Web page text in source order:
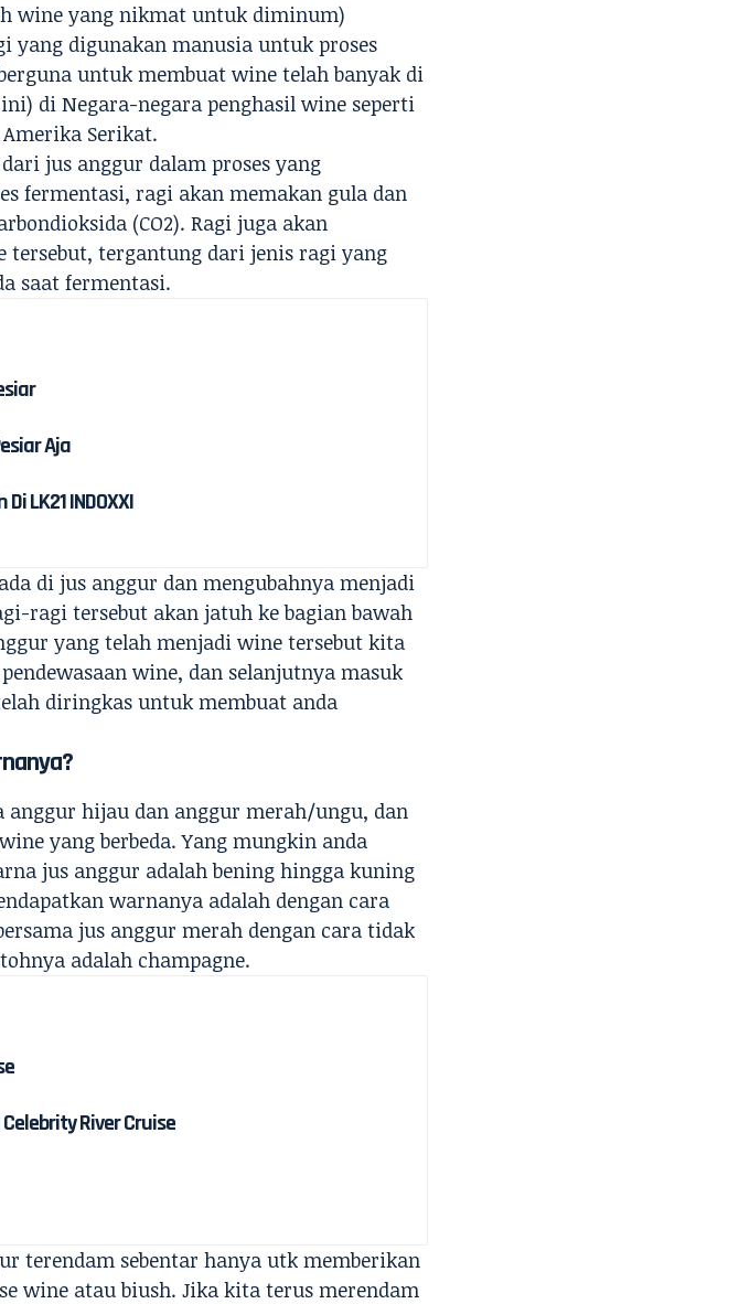
wine yang nikmat untuk diminum)
yang digunakan manusia untuk proses
untuk membuat wine telah banyak di
di Negara-negara penghasil wine seperti
Serikat.
jus anggur dalam proses yang
fermentasi, ragi akan memakan gula dan
(CO2). Ragi juga akan
tersebut, tergantung dari jenis ragi yang
saat fermentasi.
Aja
LK21 INDOXXI
di jus anggur dan mengubahnya menjadi
ragi tersebut akan jatuh ke bagian bawah
yang telah menjadi wine tersebut kita
wine, dan selanjutnya masuk
diringkas untuk membuat anda
anggur hijau dan anggur merah/ungu, dan
yang berbeda. Yang mungkin anda
jus anggur adalah bening hingga kuning
warnanya adalah dengan cara
jus anggur merah dengan cara tidak
adalah champagne.
River Cruise
terendam sebentar hanya utk memberikan
wine atau biush. Jika kita terus merendam